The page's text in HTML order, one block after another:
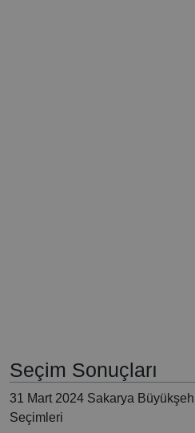
Seçim Sonuçları
31 Mart 2024 Sakarya
Seçimleri